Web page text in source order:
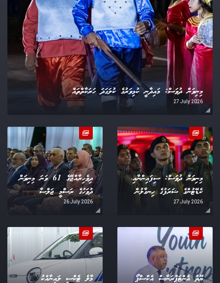
މިނިވަން ދުވަސް: މައިދާނީ ކުޅިވަރުގެ ކުލަގަދަ ހަރަކާތްތައް
27 July 2026
މިނިވަން ދުވަސް: ސިފައިންނާއި،
ކެޑޭޓުންގެ ޝަރަފުގެ ހިނގާލުން
27 July 2026
ދިވެހިރާއްޖޭގެ 61 ވަނަ މިނިވަން
ދުވަހުގެ ރަސްމީ ޖަލްސާ
26 July 2026
ޔޫތު އެންޓަޕްރަނާސް އެކްސްޕޯ މާލެ ޓެކްސީ ލައިނާއެކު